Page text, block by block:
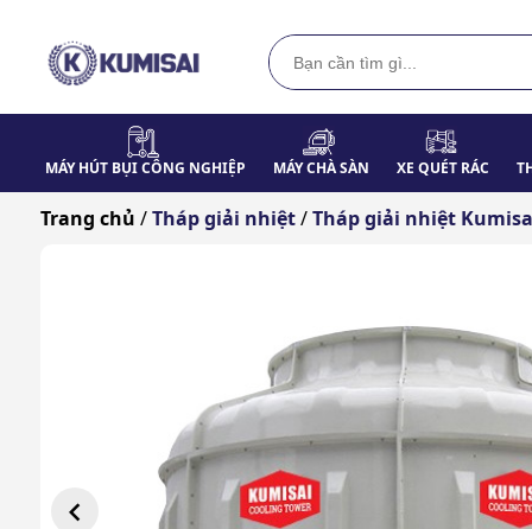
MÁY HÚT BỤI CÔNG NGHIỆP MÁY CHÀ SÀN XE QUÉT RÁC
Trang chủ / Tháp giải nhiệt / Tháp giải nhiệt